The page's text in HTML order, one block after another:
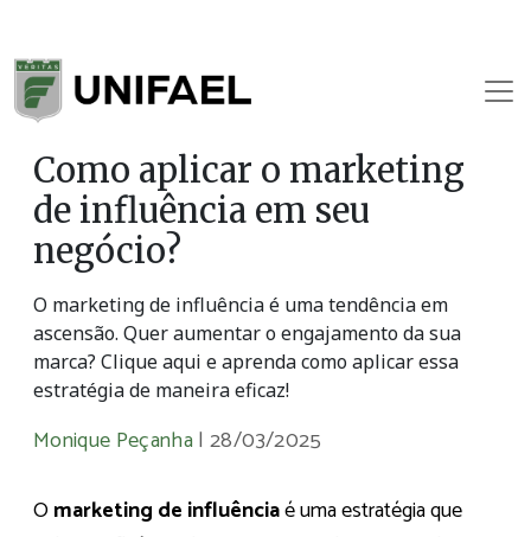
Como aplicar o marketing
de influência em seu
negócio?
O marketing de influência é uma tendência em
ascensão. Quer aumentar o engajamento da sua
marca? Clique aqui e aprenda como aplicar essa
estratégia de maneira eficaz!
Monique Peçanha |28/03/2025
O marketing de influênciaé uma estratégia que